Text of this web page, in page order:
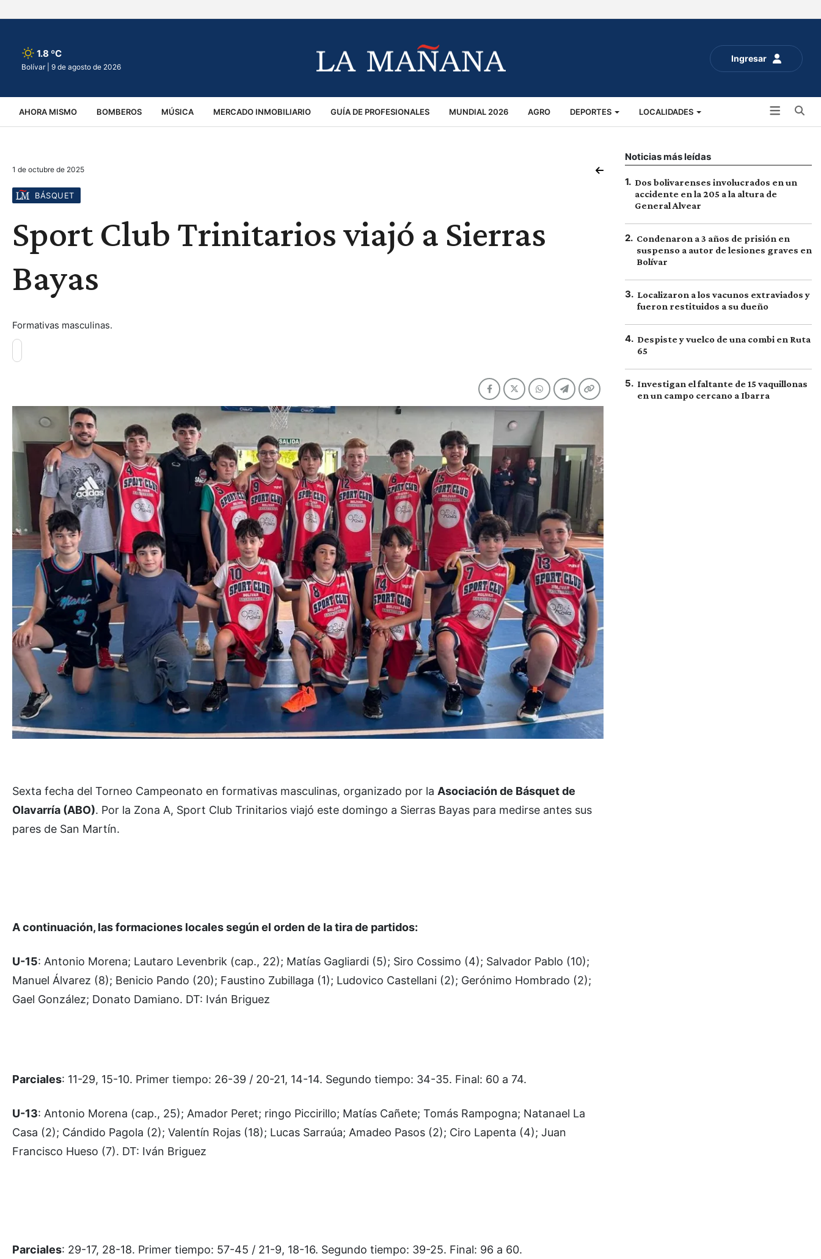
Ingresar
1.8 ºC
Bolívar | 9 de agosto de 2026
AHORA MISMO BOMBEROS MÚSICA MERCADO INMOBILIARIO GUÍA DE PROFESIONALES MUNDIAL 2026 AGRO DEPORTES LOCALIDADES
VIRALES ACCIDENTES
1 de octubre de 2025
BÁSQUET
Sport Club Trinitarios viajó a Sierras
Bayas
Formativas masculinas.
Sexta fecha del Torneo Campeonato en formativas masculinas, organizado por la Asociación de Básquet de
Olavarría (ABO). Por la Zona A, Sport Club Trinitarios viajó este domingo a Sierras Bayas para medirse antes sus
pares de San Martín.
A continuación, las formaciones locales según el orden de la tira de partidos:
U-15: Antonio Morena; Lautaro Levenbrik (cap., 22); Matías Gagliardi (5); Siro Cossimo (4); Salvador Pablo (10);
Manuel Álvarez (8); Benicio Pando (20); Faustino Zubillaga (1); Ludovico Castellani (2); Gerónimo Hombrado (2);
Gael González; Donato Damiano. DT: Iván Briguez
Parciales: 11-29, 15-10. Primer tiempo: 26-39 / 20-21, 14-14. Segundo tiempo: 34-35. Final: 60 a 74.
U-13: Antonio Morena (cap., 25); Amador Peret; ringo Piccirillo; Matías Cañete; Tomás Rampogna; Natanael La
Casa (2); Cándido Pagola (2); Valentín Rojas (18); Lucas Sarraúa; Amadeo Pasos (2); Ciro Lapenta (4); Juan
Francisco Hueso (7). DT: Iván Briguez
Parciales: 29-17, 28-18. Primer tiempo: 57-45 / 21-9, 18-16. Segundo tiempo: 39-25. Final: 96 a 60.
Noticias más leídas
1. Dos bolivarenses involucrados en un
accidente en la 205 a la altura de
General Alvear
2. Condenaron a 3 años de prisión en
suspenso a autor de lesiones graves en
Bolívar
3. Localizaron a los vacunos extraviados y
fueron restituidos a su dueño
4. Despiste y vuelco de una combi en Ruta
65
5. Investigan el faltante de 15 vaquillonas
en un campo cercano a Ibarra